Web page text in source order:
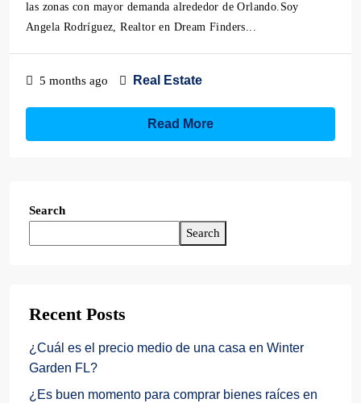
las zonas con mayor demanda alrededor de Orlando.Soy
Angela Rodríguez, Realtor en Dream Finders...
5 months ago Real Estate
Read More
Search
Search
Recent Posts
¿Cuál es el precio medio de una casa en Winter
Garden FL?
¿Es buen momento para comprar bienes raíces en